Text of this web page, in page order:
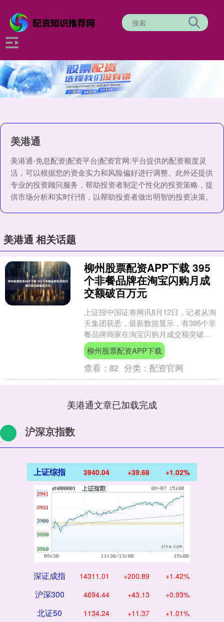
美港通
美港通-免息配资|配资平台|配资官网:平台提供的配资额度灵
活，可以根据您的资金实力和风险偏好进行调整。此外还提供
专业的投资顾问服务，帮助投资者制定个性化的投资策略，提
供市场分析和实时行情，以帮助投资者做出明智的投资决策。
美港通 相关话题
柳州股票配资APP下载 395
个非餐品牌在淘宝闪购月成
交额破百万元
上证报中国证券网讯8月12日，记者从淘
天集团获悉，最新数据显示，有395个非
餐品牌商家在淘宝闪购月成交额突破百
万元、66个品牌月成交额破千万元，范
围覆盖3C数码....
柳州股票配资APP下载
查看：82 分类： 配资官网
美港通文章已加载完成
沪深京指数
上证综指 3940.04 +39.68 +1.02%
深证成指 14311.01 +200.89 +1.42%
沪深300 4694.44 +43.13 +0.93%
北证50 1134.24 +11.37 +1.01%